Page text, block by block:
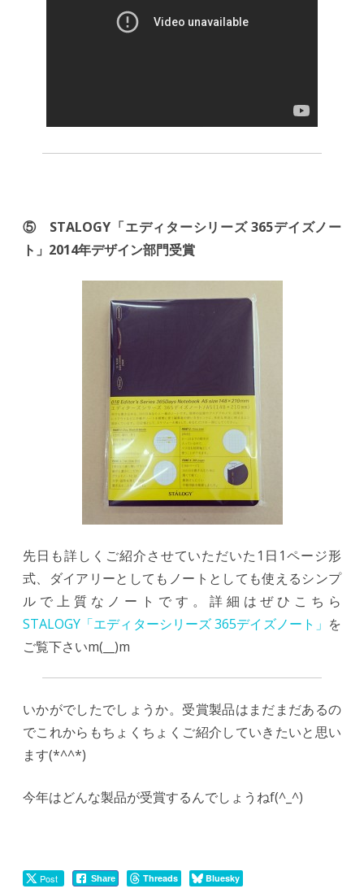
⑤ STALOGY「エディターシリーズ 365デイズノー
ト」2014年デザイン部門受賞
先日も詳しくご紹介させていただいた1日1ページ形
式、ダイアリーとしてもノートとしても使えるシンプ
ルで上質なノートです。詳細はぜひこちら
STALOGY「エディターシリーズ 365デイズノート」 を
ご覧下さいm(__)m
いかがでしたでしょうか。受賞製品はまだまだあるの
でこれからもちょくちょくご紹介していきたいと思い
ます(*^^*)
今年はどんな製品が受賞するんでしょうねf(^_^)
Post Share Threads Bluesky